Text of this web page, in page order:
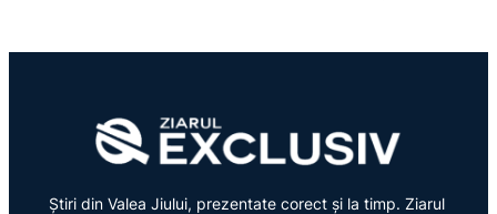
Știri din Valea Jiului, prezentate corect și la timp. Ziarul